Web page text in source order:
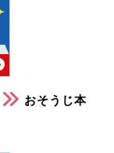
おそうじ本